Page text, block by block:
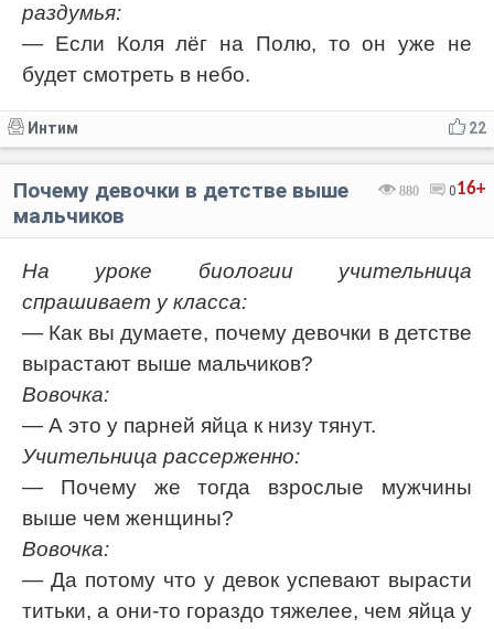
раздумья:
— Если Коля лёг на Полю, то он уже не
будет смотреть в небо.
22
Интим
16+
880 0
Почему девочки в детстве выше
мальчиков
На уроке биологии учительница
спрашивает у класса:
— Как вы думаете, почему девочки в детстве
вырастают выше мальчиков?
Вовочка:
— А это у парней яйца к низу тянут.
Учительница рассерженно:
— Почему же тогда взрослые мужчины
выше чем женщины?
Вовочка:
— Да потому что у девок успевают вырасти
титьки, а они-то гораздо тяжелее, чем яйца у